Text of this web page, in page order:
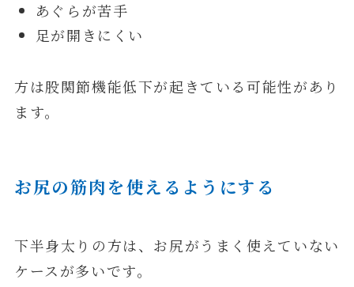
あぐらが苦手
足が開きにくい
方は股関節機能低下が起きている可能性があり
ます。
お尻の筋肉を使えるようにする
下半身太りの方は、お尻がうまく使えていない
ケースが多いです。